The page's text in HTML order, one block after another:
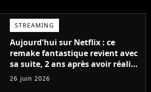
STREAMING
Aujourd'hui sur Netflix : ce
remake fantastique revient avec
sa suite, 2 ans après avoir réalisé
60 millions de vues et régné 6
semaines dans le Top 10
26 juin 2026